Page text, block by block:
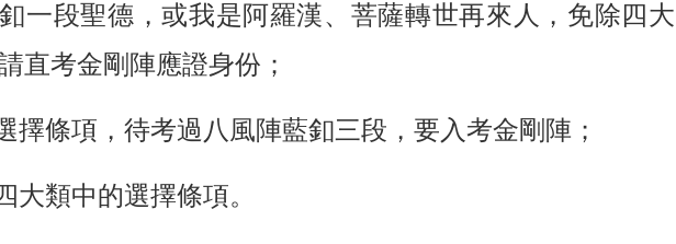
段聖德，或我是阿羅漢、菩薩轉世再來人，免除四大
直考金剛陣應證身份；
條項，待考過八風陣藍釦三段，要入考金剛陣；
類中的選擇條項。